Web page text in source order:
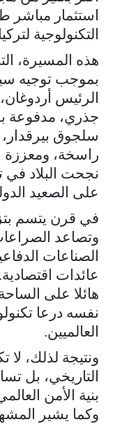
استثمار مباشر
التكنولوجية
بموجب توجيه
الرئيس
جذري، مدفوعة
سلجوق
راسخة، ومعززة
نجحت البلاد في
على الصعيد
في قرن يتسم
وتصاعد
الصناعات
عائدات
هائلا على
نفسه درعا
العالميين.
ونتيجة لذلك، لا
التاريخي، بل
بنية الأمن